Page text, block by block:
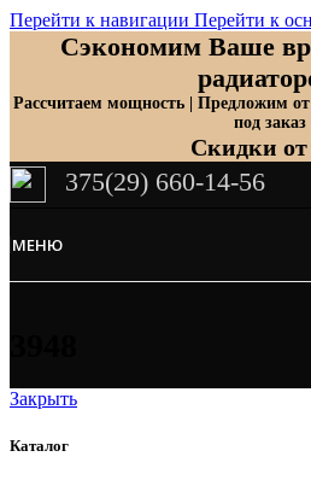
Перейти к навигации Перейти к
Сэкономим Ваше
Рассчитаем мощность | Предложим
под заказ
Скидки от
375(29) 660-14-56
МЕНЮ
Закрыть
Каталог